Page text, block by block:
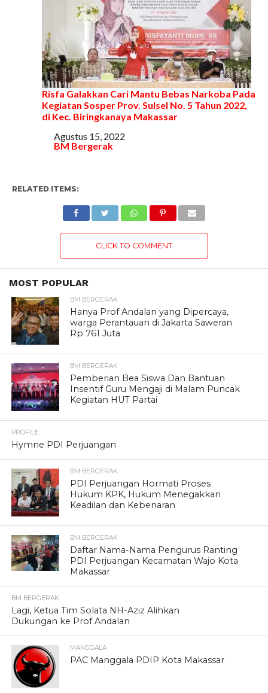
Risfa Galakkan Cari Mantu Bebas Narkoba Pada
Kegiatan Sosper Prov. Sulsel No. 5 Tahun 2022,
di Kec. Biringkanaya Makassar
Tanggal
Agustus 15, 2022
Sehubungan dengan
BM Bergerak
RELATED ITEMS:
CLICK TO COMMENT
MOST POPULAR
BM BERGERAK
Hanya Prof Andalan yang Dipercaya,
warga Perantauan di Jakarta Saweran
Rp 761 Juta
BM BERGERAK
Pemberian Bea Siswa Dan Bantuan
Insentif Guru Mengaji di Malam Puncak
Kegiatan HUT Partai
PROFILE
Hymne PDI Perjuangan
BM BERGERAK
PDI Perjuangan Hormati Proses
Hukum KPK, Hukum Menegakkan
Keadilan dan Kebenaran
BM BERGERAK
Daftar Nama-Nama Pengurus Ranting
PDI Perjuangan Kecamatan Wajo Kota
Makassar
BM BERGERAK
Lagi, Ketua Tim Solata NH-Aziz Alihkan
Dukungan ke Prof Andalan
MANGGALA
PAC Manggala PDIP Kota Makassar